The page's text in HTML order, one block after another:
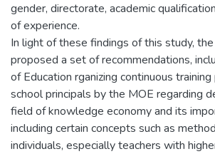
gender, directorate, academic
of experience.
In light of these findings of this study,
proposed a set of recommendations,
of Education rganizing continuous
school principals by the MOE regarding
field of knowledge economy and its
including certain concepts such as
individuals, especially teachers with